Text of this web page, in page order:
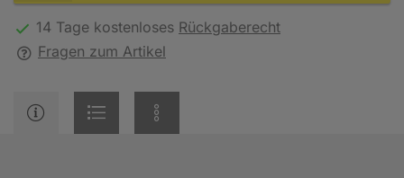
14 Tage kostenloses Rückgaberecht
Fragen zum Artikel